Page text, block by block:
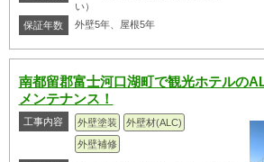
い）
保証年数
外壁5年、屋根5年
南都留郡富士河口湖町で観光ホテルの
メンテナンス！
工事内容 外壁塗装
外壁材(ALC)
外壁補修